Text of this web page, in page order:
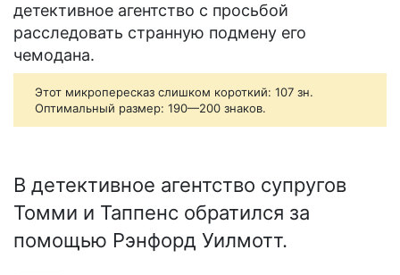
детективное агентство с просьбой
расследовать странную подмену его
чемодана.
Этот микропересказ слишком короткий: 107 зн.
Оптимальный размер: 190—200 знаков.
В детективное агентство супругов
Томми и Таппенс обратился за
помощью Рэнфорд Уилмотт.